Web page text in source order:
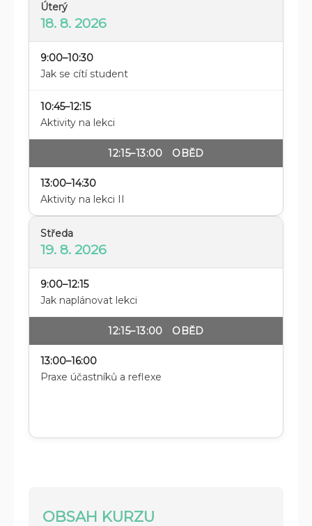
Úterý
18. 8. 2026
9:00–10:30
Jak se cítí student
10:45–12:15
Aktivity na lekci
12:15–13:00 OBĚD
13:00–14:30
Aktivity na lekci II
Středa
19. 8. 2026
9:00–12:15
Jak naplánovat lekci
12:15–13:00 OBĚD
13:00–16:00
Praxe účastníků a reflexe
OBSAH KURZU